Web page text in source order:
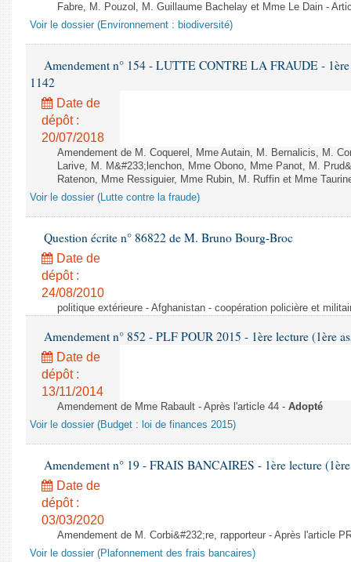
Fabre, M. Pouzol, M. Guillaume Bachelay et Mme Le Dain -
Voir le dossier (Environnement : biodiversité)
Amendement n° 154 - LUTTE CONTRE LA FRAUDE - 1ère
1142
Date de
dépôt :
20/07/2018
Amendement de M. Coquerel, Mme Autain, M. Bernalicis, M.
Larive, M. M&#233;lenchon, Mme Obono, Mme Panot, M.
Ratenon, Mme Ressiguier, Mme Rubin, M. Ruffin et Mme
Voir le dossier (Lutte contre la fraude)
Question écrite n° 86822 de M. Bruno Bourg-Broc
Date de
dépôt :
24/08/2010
politique extérieure - Afghanistan - coopération policière et
Amendement n° 852 - PLF POUR 2015 - 1ère lecture (1ère
Date de
dépôt :
13/11/2014
Amendement de Mme Rabault - Après l'article 44 - Adopté
Voir le dossier (Budget : loi de finances 2015)
Amendement n° 19 - FRAIS BANCAIRES - 1ère lecture
Date de
dépôt :
03/03/2020
Amendement de M. Corbi&#232;re, rapporteur - Après l'article
Voir le dossier (Plafonnement des frais bancaires)